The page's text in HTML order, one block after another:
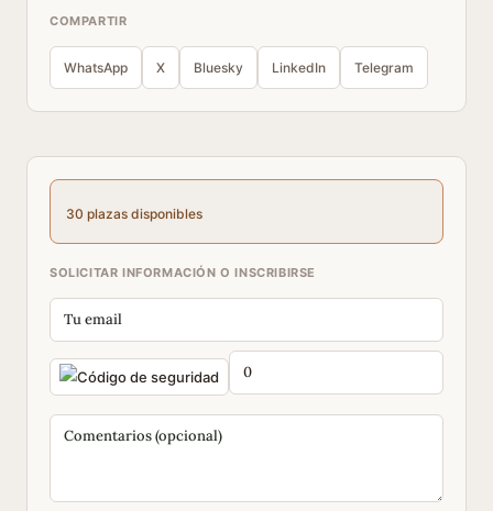
COMPARTIR
WhatsApp X Bluesky LinkedIn Telegram
30 plazas disponibles
SOLICITAR INFORMACIÓN O INSCRIBIRSE